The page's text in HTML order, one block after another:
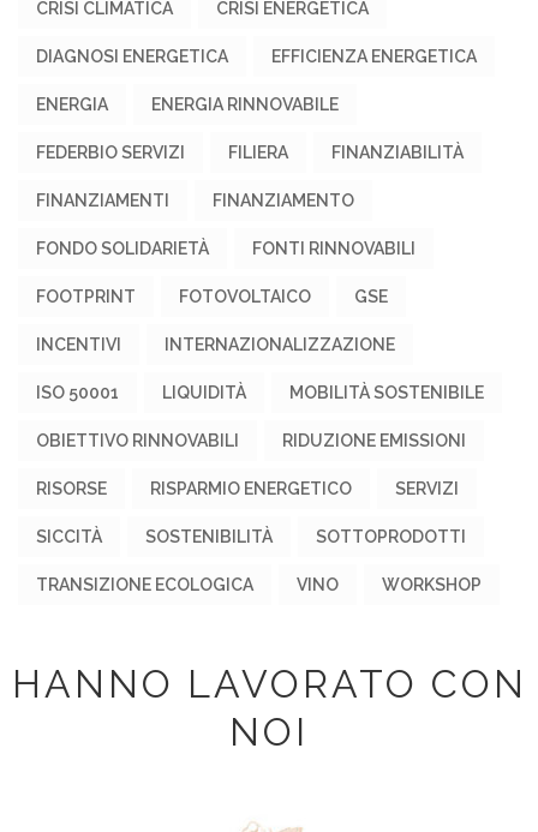
CRISI CLIMATICA CRISI ENERGETICA
DIAGNOSI ENERGETICA EFFICIENZA ENERGETICA
ENERGIA ENERGIA RINNOVABILE
FEDERBIO SERVIZI FILIERA FINANZIABILITÀ
FINANZIAMENTI FINANZIAMENTO
FONDO SOLIDARIETÀ FONTI RINNOVABILI
FOOTPRINT FOTOVOLTAICO GSE
INCENTIVI INTERNAZIONALIZZAZIONE
ISO 50001 LIQUIDITÀ MOBILITÀ SOSTENIBILE
OBIETTIVO RINNOVABILI RIDUZIONE EMISSIONI
RISORSE RISPARMIO ENERGETICO SERVIZI
SICCITÀ SOSTENIBILITÀ SOTTOPRODOTTI
TRANSIZIONE ECOLOGICA VINO WORKSHOP
HANNO LAVORATO CON
NOI